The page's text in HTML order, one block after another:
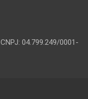
04.799.249/0001-